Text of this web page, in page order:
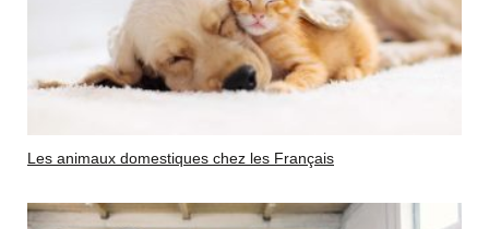
Les animaux domestiques chez les Français